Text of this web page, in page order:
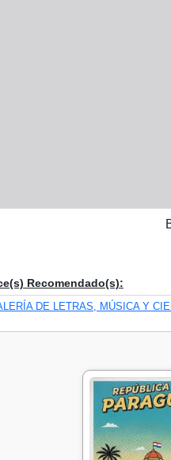
Recomendado(s):
DE LETRAS, MÚSICA Y